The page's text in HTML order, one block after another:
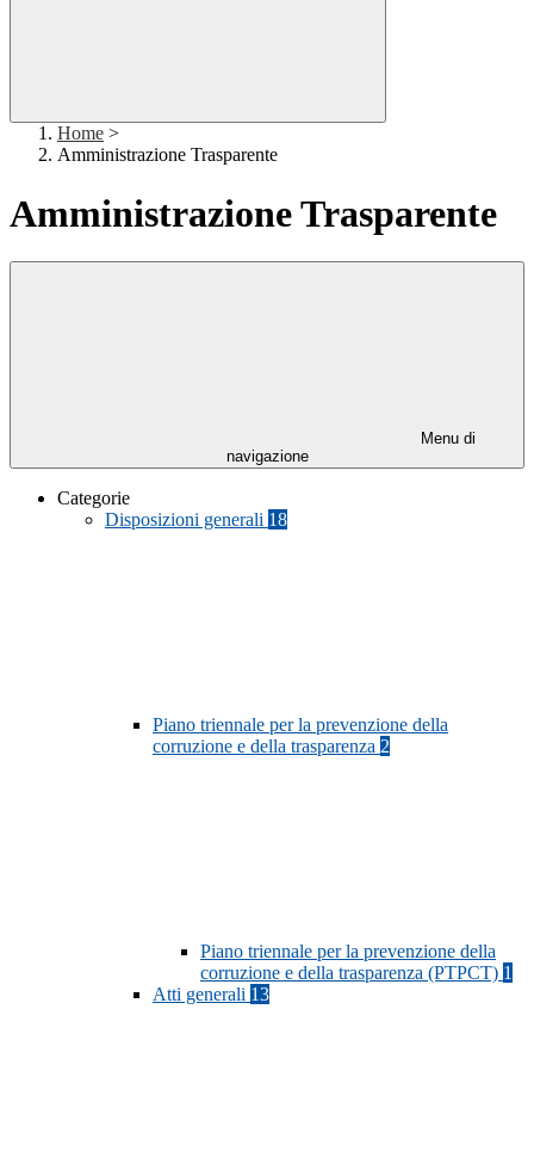
Home >
Amministrazione Trasparente
Amministrazione Trasparente
Menu di
navigazione
Categorie
Disposizioni generali 18
Piano triennale per la prevenzione della
corruzione e della trasparenza 2
Piano triennale per la prevenzione della
corruzione e della trasparenza (PTPCT) 1
Atti generali 13